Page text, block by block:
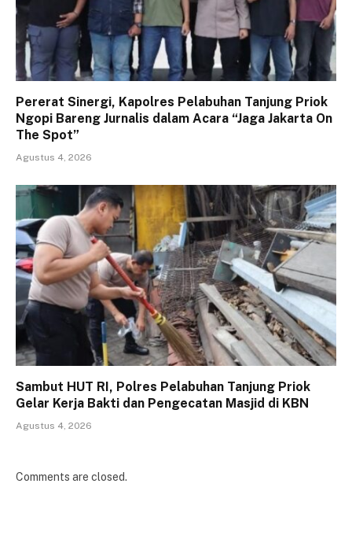
Pererat Sinergi, Kapolres Pelabuhan Tanjung Priok
Ngopi Bareng Jurnalis dalam Acara “Jaga Jakarta On
The Spot”
Agustus 4, 2026
Sambut HUT RI, Polres Pelabuhan Tanjung Priok
Gelar Kerja Bakti dan Pengecatan Masjid di KBN
Agustus 4, 2026
Comments are closed.